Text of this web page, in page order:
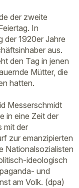
der zweite
In
der 1920er Jahre
aus.
den Tag in jenen
Mütter, die
hatten.
Messerschmidt
in eine Zeit der
mit der
zur emanzipierten
Nationalsozialisten
ideologisch
und
am Volk. (dpa)